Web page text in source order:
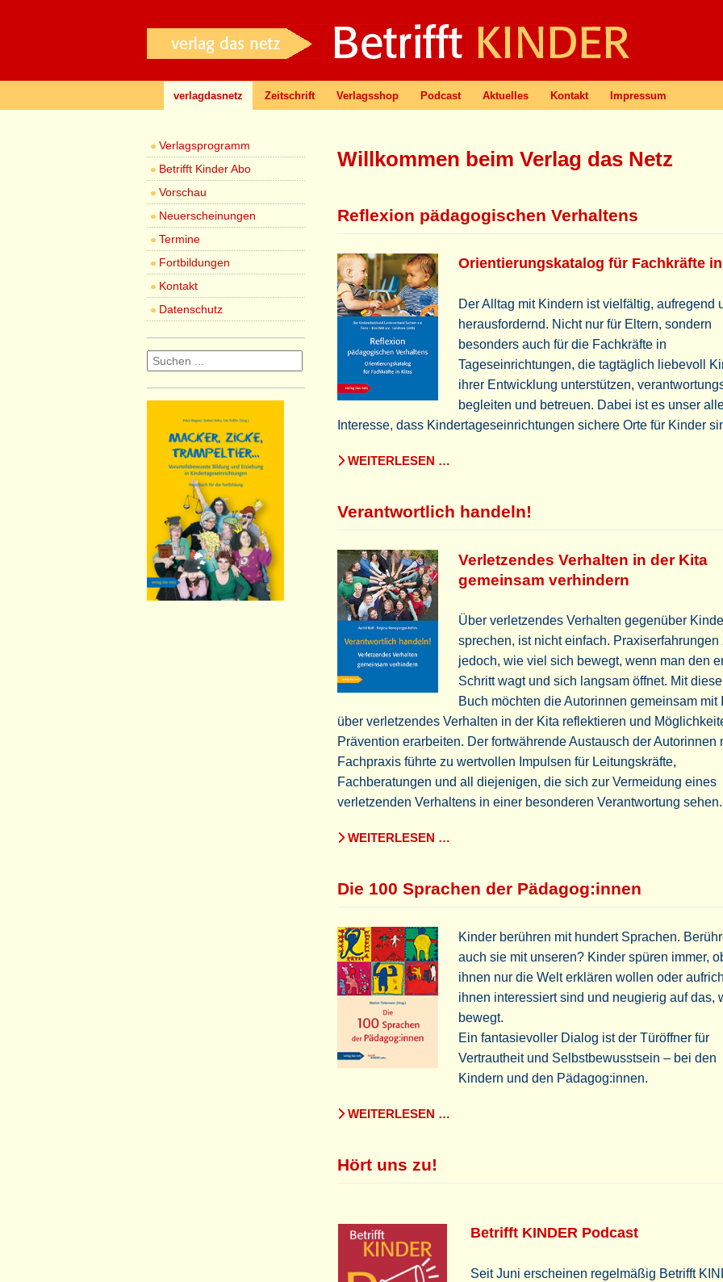
verlagdasnetz Zeitschrift Verlagsshop Podcast Aktuelles Kontakt Impressum
Willkommen beim Verlag das Netz
Reﬂexion pädagogischen Verhaltens
Orientierungskatalog für Fachkräfte
Der Alltag mit Kindern ist vielfältig, aufregend
herausfordernd. Nicht nur für Eltern, sondern
besonders auch für die Fachkräfte in
Tageseinrichtungen, die tagtäglich liebevoll
ihrer Entwicklung unterstützen,
begleiten und betreuen. Dabei ist es unser
Interesse, dass Kindertageseinrichtungen sichere Orte für Kinder
WEITERLESEN …
Verantwortlich handeln!
Verletzendes Verhalten in der Kita
gemeinsam verhindern
Über verletzendes Verhalten gegenüber
sprechen, ist nicht einfach. Praxiserfahrungen
jedoch, wie viel sich bewegt, wenn man den
Schritt wagt und sich langsam öffnet. Mit
Buch möchten die Autorinnen gemeinsam mit
über verletzendes Verhalten in der Kita reflektieren und
Prävention erarbeiten. Der fortwährende Austausch der Autorinnen
Fachpraxis führte zu wertvollen Impulsen für Leitungskräfte,
Fachberatungen und all diejenigen, die sich zur Vermeidung eines
verletzenden Verhaltens in einer besonderen Verantwortung sehen.
WEITERLESEN …
Die 100 Sprachen der Pädagog:innen
Kinder berühren mit hundert Sprachen.
auch sie mit unseren? Kinder spüren immer,
ihnen nur die Welt erklären wollen oder
ihnen interessiert sind und neugierig auf das,
bewegt.
Ein fantasievoller Dialog ist der Türöffner für
Vertrautheit und Selbstbewusstsein – bei den
Kindern und den Pädagog:innen.
WEITERLESEN …
Hört uns zu!
Betrifft KINDER Podcast
Seit Juni erscheinen regelmäßig Betrifft
Verlagsprogramm
Betrifft Kinder Abo
Vorschau
Neuerscheinungen
Termine
Fortbildungen
Kontakt
Datenschutz